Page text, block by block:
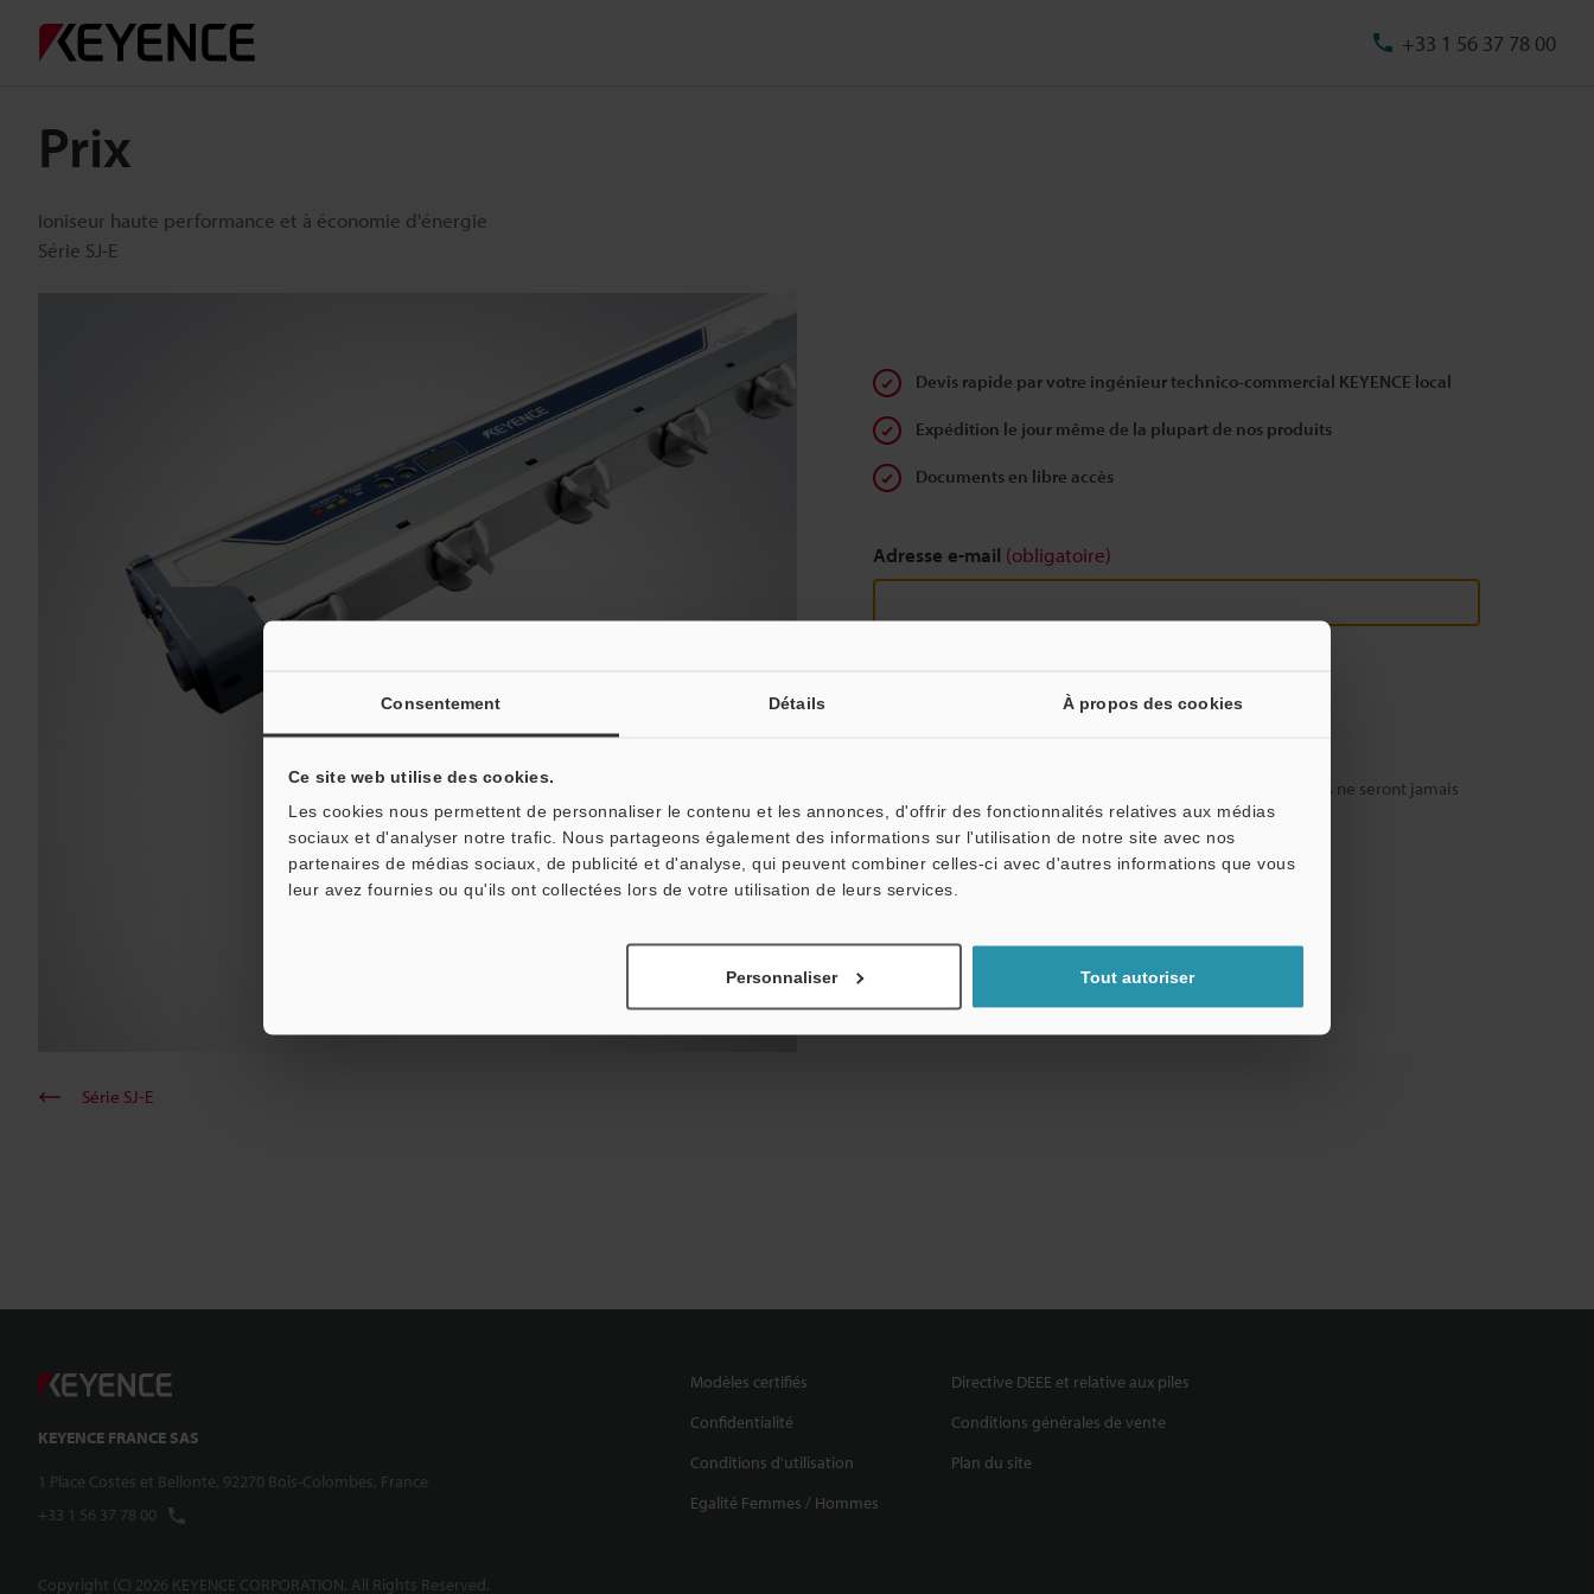
Consentement Détails À propos des cookies
Ce site web utilise des cookies.
Les cookies nous permettent de personnaliser le contenu et les annonces, d'offrir des fonctionnalités relatives aux médias
sociaux et d'analyser notre trafic. Nous partageons également des informations sur l'utilisation de notre site avec nos
partenaires de médias sociaux, de publicité et d'analyse, qui peuvent combiner celles-ci avec d'autres informations que vous
leur avez fournies ou qu'ils ont collectées lors de votre utilisation de leurs services.
Personnaliser Tout autoriser
+33 1 56 37 78 00
Prix
Ioniseur haute performance et à économie d'énergie
Série SJ-E
Devis rapide par votre ingénieur technico-commercial KEYENCE local
Expédition le jour même de la plupart de nos produits
Documents en libre accès
Adresse e-mail (obligatoire)
Nous garantissons une confidentialité totale : vos informations ne seront jamais
partagées.
Confidentialité
Série SJ-E
KEYENCE FRANCE SAS
1 Place Costes et Bellonte, 92270 Bois-Colombes, France
+33 1 56 37 78 00
Modèles certifiés
Directive DEEE et relative aux piles
Confidentialité
Conditions générales de vente
Conditions d'utilisation
Plan du site
Egalité Femmes / Hommes
Copyright (C) 2026 KEYENCE CORPORATION. All Rights Reserved.